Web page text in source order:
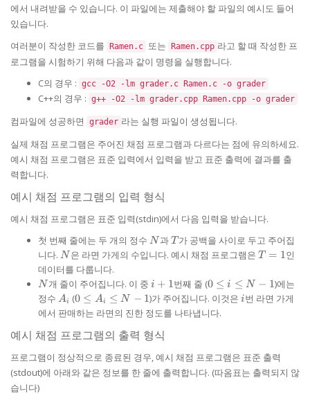
에서 내려받을 수 있습니다. 이 파일에는 제출해야 할 파일의 예시도 들어
있습니다.
여러분이 작성한 코드를 Ramen.c 또는 Ramen.cpp 라고 할 때 작성한 프
로그램을 시험하기 위해 다음과 같이 명령을 실행합니다.
C의 경우 : gcc -O2 -lm grader.c Ramen.c -o grader
C++의 경우 : g++ -O2 -lm grader.cpp Ramen.cpp -o grader
컴파일에 성공하면 grader 라는 실행 파일이 생성됩니다.
실제 채점 프로그램은 주어진 채점 프로그램과 다르다는 점에 유의하세요.
예시 채점 프로그램은 표준 입력에서 입력을 받고 표준 출력에 결과를 출
력합니다.
예시 채점 프로그램의 입력 형식
예시 채점 프로그램은 표준 입력(stdin)에서 다음 입력을 받습니다.
첫 번째 줄에는 두 개의 정수 N
N과T
T 가 공백을 사이로 두고 주어집
니다. N
N 은 라면 가게의 수입니다. 예시 채점 프로그램은 T
T = 1인
데이터를 다룹니다.
N
N개 줄이 주어집니다. 이 중 i+1
i + 1번째 줄 (0
\le
i
\le
0 ≤ i ≤ N − 1)에는
정수 A_{i}
A i (0 \le
A_{i}
1
0 ≤ Ai ≤ N − 1)가 주어집니다. 이것은ii번 라면 가게
에서 판매하는 라면의 진한 정도를 나타냅니다.
예시 채점 프로그램의 출력 형식
프로그램이 정상적으로 종료된 경우, 예시 채점 프로그램은 표준 출력
(stdout)에 아래와 같은 정보를 한 줄에 출력합니다. (따옴표는 출력되지 않
습니다)